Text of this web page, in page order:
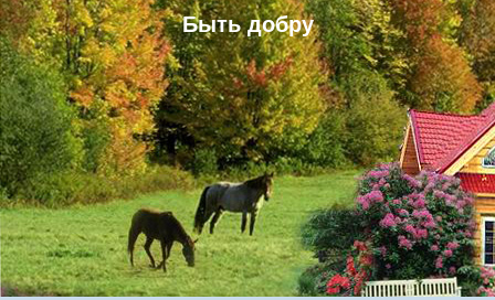
Быть добру